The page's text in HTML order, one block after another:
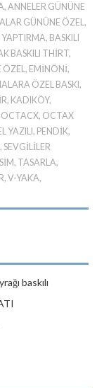
, ANNELER GÜNÜNE
GÜNÜNE ÖZEL,
YAPTIRMA, BASKILI
BASKILI THIRT,
ÖZEL, EMINÖNI,
ÖZEL BASKI,
, KADIKÖY,
OCTACX, OCTAX
YAZILI, PENDIK,
,SEVGILILER
, TASARLA,
,V-YAKA,
baskılı